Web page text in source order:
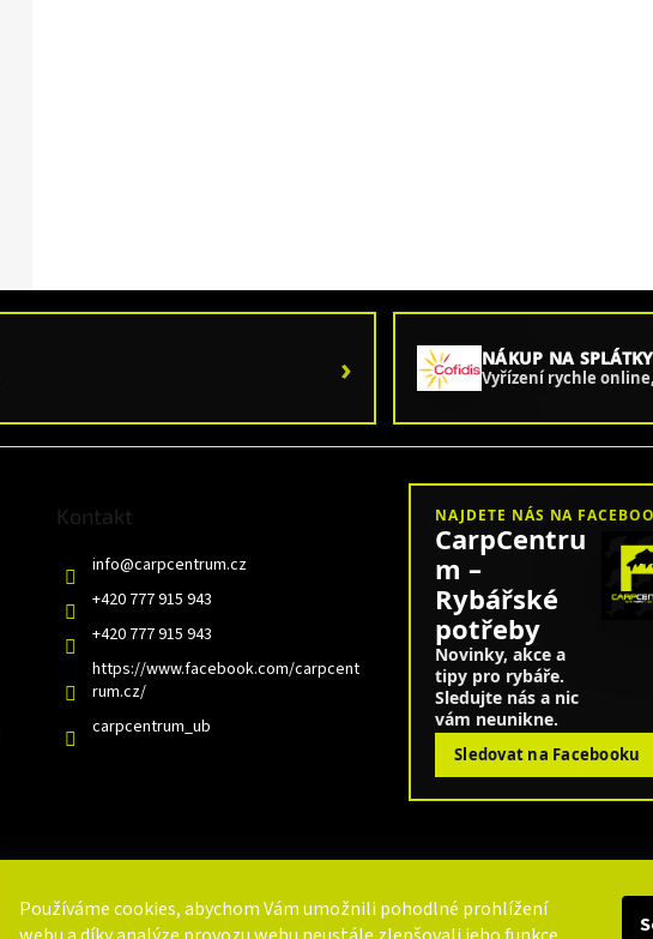
Používáme cookies, abychom Vám umožnili pohodlné prohlížení
› NÁKUP NA
Vyřízení rychle
Kontakt
info@carpcentrum.cz
+420 777 915 943
+420 777 915 943
https://www.facebook.com/carpcent
rum.cz/
carpcentrum_ub
NAJDETE NÁS NA
CarpCentru
m –
Rybářské
potřeby
Novinky, akce a
tipy pro rybáře.
Sledujte nás a nic
vám neunikne.
Sledovat na Facebooku